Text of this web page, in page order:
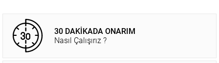
30 DAKİKADA ONARIM
Nasıl Çalışırız ?